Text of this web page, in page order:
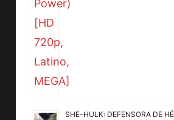
SHE-HULK: DEFENSORA DE